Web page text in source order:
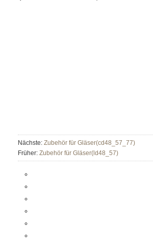
Nächste: Zubehör für Gläser(cd48_57_77)
Früher: Zubehör für Gläser(ld48_57)